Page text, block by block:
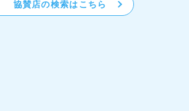
協賛店の検索はこちら